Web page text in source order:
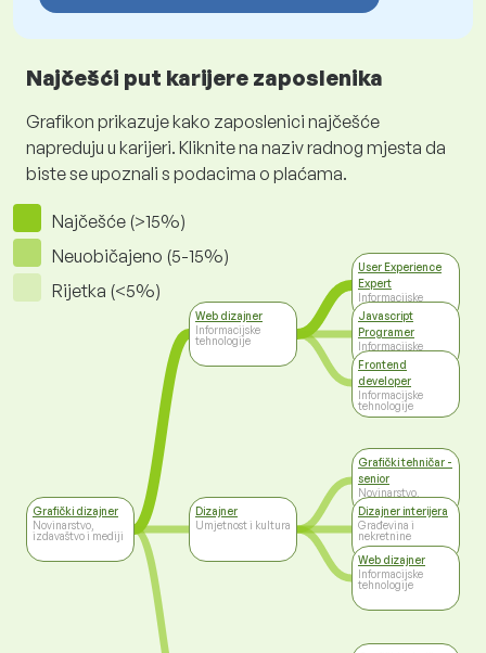
Najčešći put karijere zaposlenika
Grafikon prikazuje kako zaposlenici najčešće
napreduju u karijeri. Kliknite na naziv radnog mjesta da
biste se upoznali s podacima o plaćama.
Najčešće (>15%)
Neuobičajeno (5-15%)
Rijetka (<5%)
Grafički dizajner
Novinarstvo,
izdavaštvo i mediji
Web dizajner
Informacijske
tehnologije
Dizajner
Umjetnost i kultura
User Experience
Expert
Informacijske
tehnologije
Javascript
Programer
Informacijske
tehnologije
Frontend
developer
Informacijske
tehnologije
Grafički tehničar -
senior
Novinarstvo,
izdavaštvo i mediji
Dizajner interijera
Građevina i
nekretnine
Web dizajner
Informacijske
tehnologije